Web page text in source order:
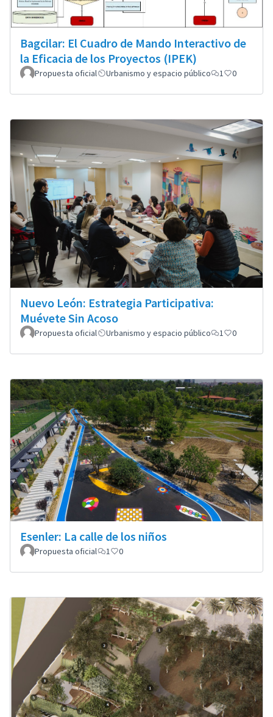
Bagcilar: El Cuadro de Mando Interactivo de
la Eficacia de los Proyectos (IPEK)
Propuesta oficial Urbanismo y espacio público 1 0
Nuevo León: Estrategia Participativa:
Muévete Sin Acoso
Propuesta oficial Urbanismo y espacio público 1 0
Esenler: La calle de los niños
Propuesta oficial 1 0